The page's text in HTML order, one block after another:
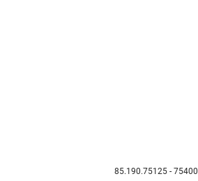
85.190.75125 - 75400